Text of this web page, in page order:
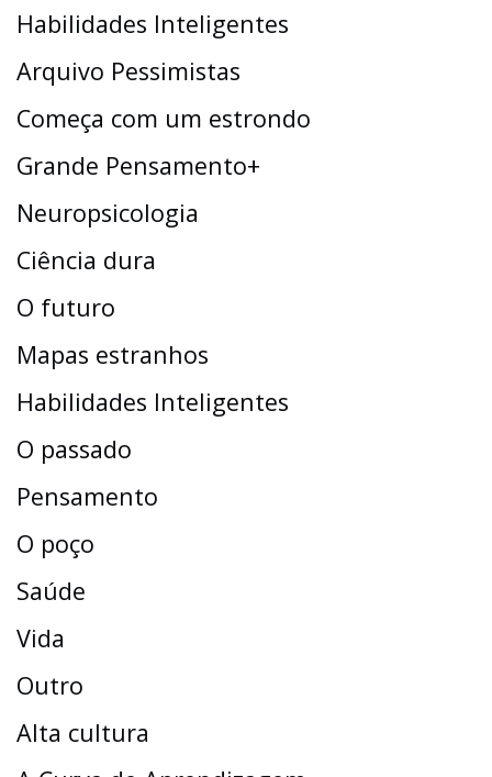
Habilidades Inteligentes
Arquivo Pessimistas
Começa com um estrondo
Grande Pensamento+
Neuropsicologia
Ciência dura
O futuro
Mapas estranhos
Habilidades Inteligentes
O passado
Pensamento
O poço
Saúde
Vida
Outro
Alta cultura